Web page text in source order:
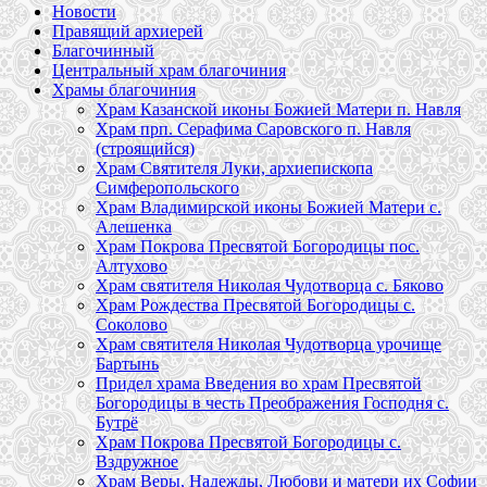
Новости
Правящий архиерей
Благочинный
Центральный храм благочиния
Храмы благочиния
Храм Казанской иконы Божией Матери п. Навля
Храм прп. Серафима Саровского п. Навля
(строящийся)
Храм Святителя Луки, архиепископа
Симферопольского
Храм Владимирской иконы Божией Матери с.
Алешенка
Храм Покрова Пресвятой Богородицы пос.
Алтухово
Храм святителя Николая Чудотворца с. Бяково
Храм Рождества Пресвятой Богородицы с.
Соколово
Храм святителя Николая Чудотворца урочище
Бартынь
Придел храма Введения во храм Пресвятой
Богородицы в честь Преображения Господня с.
Бутрё
Храм Покрова Пресвятой Богородицы с.
Вздружное
Храм Веры, Надежды, Любови и матери их Софии